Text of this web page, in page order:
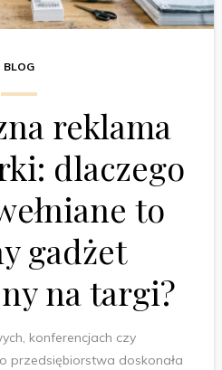
BLOG
reklama
dlaczego
to
gadżet
na targi?
konferencjach czy
przedsiębiorstwa doskonała